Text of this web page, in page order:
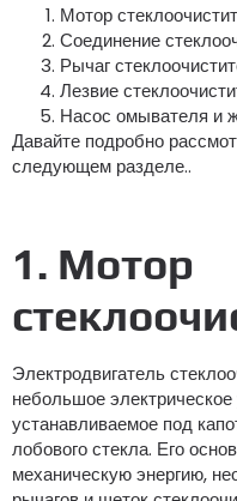
Мотор
Соединение
Рычаг
Лезвие
Насос омывателя и
Давайте подробно
следующем разделе..
1. Мотор
Электродвигатель
небольшое
устанавливаемое под
лобового стекла. Его
механическую энергию,